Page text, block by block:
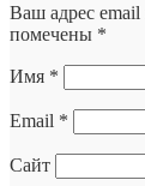
Ваш адрес email
помечены *
Имя *
Email *
Сайт